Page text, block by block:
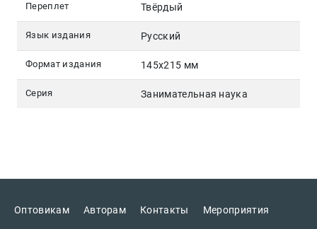
Переплет Твёрдый
Язык издания Русский
Формат издания 145х215 мм
Серия Занимательная наука
Оптовикам Авторам Контакты Мероприятия